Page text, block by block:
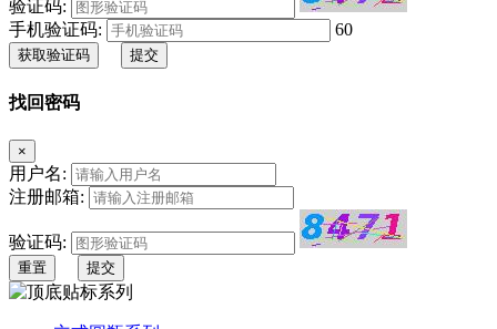
验证码:
手机验证码:
60
获取验证码 提交
找回密码
×
用户名:
注册邮箱:
验证码:
重置 提交